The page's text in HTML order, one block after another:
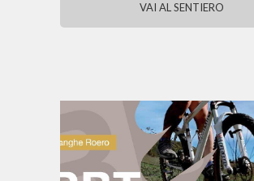
VAI AL SENTIERO